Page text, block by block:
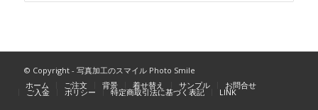
© Copyright - 写真加工のスマイル Photo Smile
ホーム
ご注文 背景 着せ替え サンプル お問合せ
ご入金 ポリシー 特定商取引法に基づく表記 LINK